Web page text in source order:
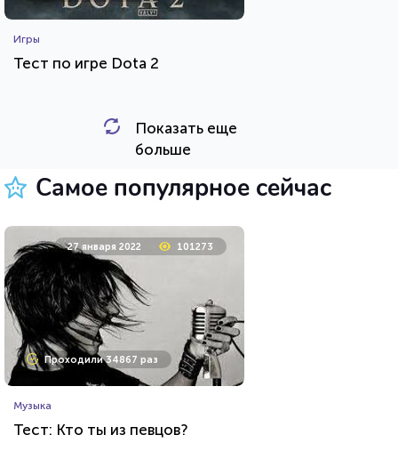
Игры
Тест по игре Dota 2
HTML - код
Проходили 9707 раз
Тест на уникальность: "Что
Вы видите первым?"
Показать еще
больше
Самое популярное сейчас
27 января 2022 101273
Проходили 34867 раз
Музыка
Тест: Кто ты из певцов?